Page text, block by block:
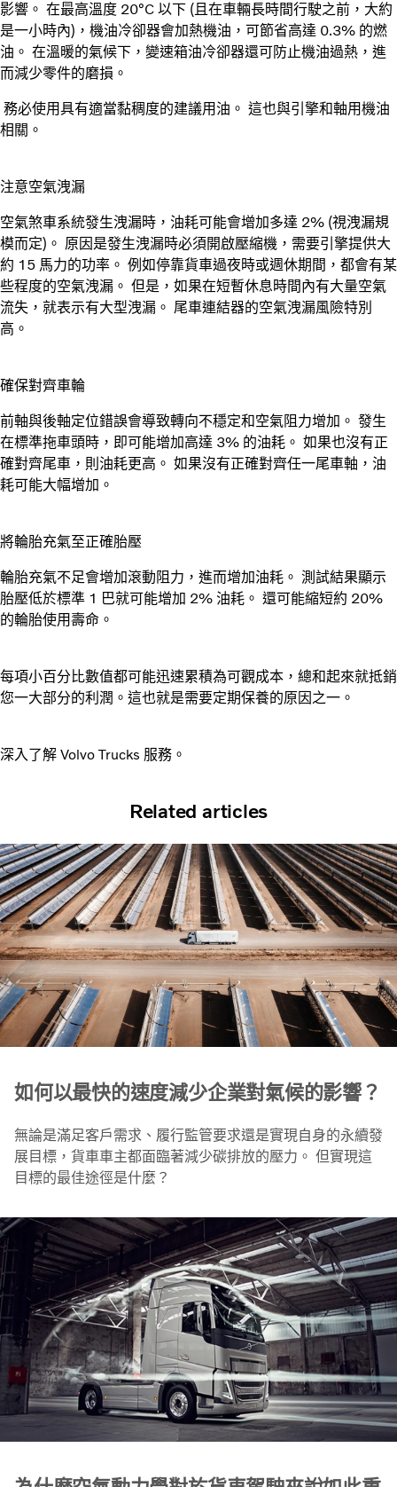
影響。 在最高溫度 20°C 以下 (且在車輛長時間行駛之前，大約
是一小時內)，機油冷卻器會加熱機油，可節省高達 0.3% 的燃
油。 在溫暖的氣候下，變速箱油冷卻器還可防止機油過熱，進
而減少零件的磨損。
務必使用具有適當黏稠度的建議用油。 這也與引擎和軸用機油
相關。
注意空氣洩漏
空氣煞車系統發生洩漏時，油耗可能會增加多達 2% (視洩漏規
模而定)。 原因是發生洩漏時必須開啟壓縮機，需要引擎提供大
約 15 馬力的功率。 例如停靠貨車過夜時或週休期間，都會有某
些程度的空氣洩漏。 但是，如果在短暫休息時間內有大量空氣
流失，就表示有大型洩漏。 尾車連結器的空氣洩漏風險特別
高。
確保對齊車輪
前軸與後軸定位錯誤會導致轉向不穩定和空氣阻力增加。 發生
在標準拖車頭時，即可能增加高達 3% 的油耗。 如果也沒有正
確對齊尾車，則油耗更高。 如果沒有正確對齊任一尾車軸，油
耗可能大幅增加。
將輪胎充氣至正確胎壓
輪胎充氣不足會增加滾動阻力，進而增加油耗。 測試結果顯示
胎壓低於標準 1 巴就可能增加 2% 油耗。 還可能縮短約 20%
的輪胎使用壽命。
每項小百分比數值都可能迅速累積為可觀成本，總和起來就抵銷
您一大部分的利潤。這也就是需要定期保養的原因之一。
深入了解 Volvo Trucks 服務。
Related articles
如何以最快的速度減少企業對氣候的影響？
無論是滿足客戶需求、履行監管要求還是實現自身的永續發
展目標，貨車車主都面臨著減少碳排放的壓力。 但實現這
目標的最佳途徑是什麼？